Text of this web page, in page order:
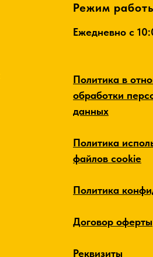
Режим
Ежедневно c
Политика в
обработки
данных
Политика
файлов cookie
Политика
Договор оферты
Реквизиты